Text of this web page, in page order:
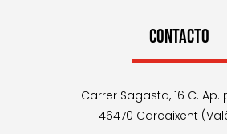
CONTACTO
Carrer Sagasta, 16 C. Ap.
46470 Carcaixent